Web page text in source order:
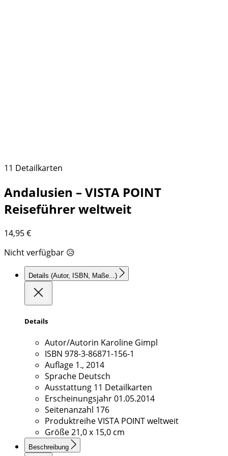
11 Detailkarten
Andalusien – VISTA POINT
Reiseführer weltweit
14,95€
Nicht verfügbar 😥
Details (Autor, ISBN, Maße...)
Details
Autor/Autorin Karoline Gimpl
ISBN 978-3-86871-156-1
Auflage 1., 2014
Sprache Deutsch
Ausstattung 11 Detailkarten
Erscheinungsjahr01.05.2014
Seitenanzahl 176
ProduktreiheVISTA POINT weltweit
Größe21,0 x 15,0 cm
Beschreibung